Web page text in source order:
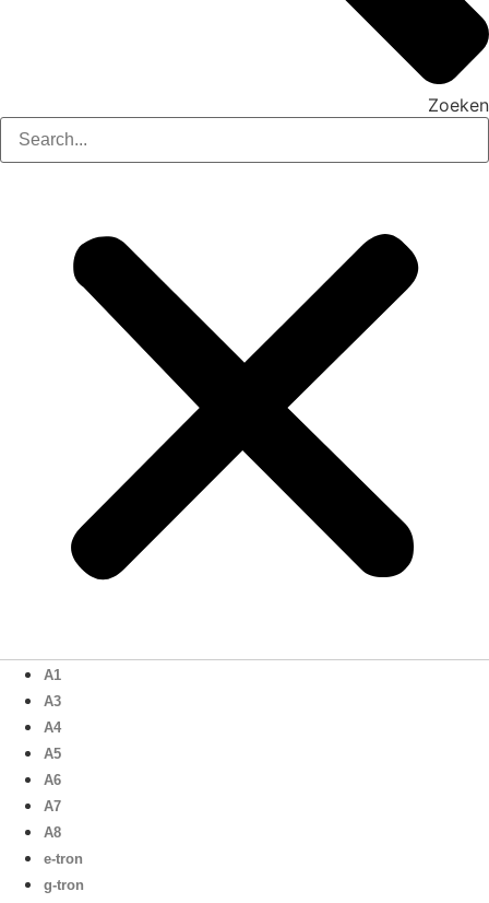
Zoeken
A1
A3
A4
A5
A6
A7
A8
e-tron
g-tron